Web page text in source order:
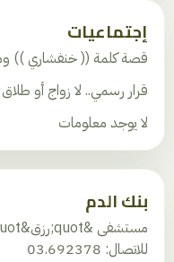
إجتماعيات
قصة كلمة (( خنفشاري ))
قرار رسمي.. لا زواج أو
لا يوجد معلومات
بنك الدم
للاتصال: 03.692378